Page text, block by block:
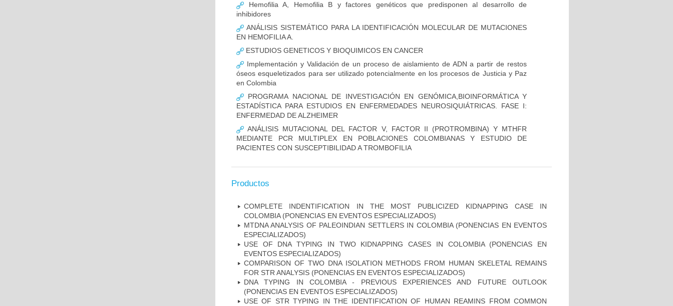
Hemofilia A, Hemofilia B y factores genéticos que predisponen al desarrollo de
inhibidores
ANÁLISIS SISTEMÁTICO PARA LA IDENTIFICACIÓN MOLECULAR DE MUTACIONES
EN HEMOFILIA A.
ESTUDIOS GENETICOS Y BIOQUIMICOS EN CANCER
Implementación y Validación de un proceso de aislamiento de ADN a partir de restos
óseos esqueletizados para ser utilizado potencialmente en los procesos de Justicia y Paz
en Colombia
PROGRAMA NACIONAL DE INVESTIGACIÓN EN GENÓMICA,BIOINFORMÁTICA Y
ESTADÍSTICA PARA ESTUDIOS EN ENFERMEDADES NEUROSIQUIÁTRICAS. FASE I:
ENFERMEDAD DE ALZHEIMER
ANÁLISIS MUTACIONAL DEL FACTOR V, FACTOR II (PROTROMBINA) Y MTHFR
MEDIANTE PCR MULTIPLEX EN POBLACIONES COLOMBIANAS Y ESTUDIO DE
PACIENTES CON SUSCEPTIBILIDAD A TROMBOFILIA
Productos
COMPLETE INDENTIFICATION IN THE MOST PUBLICIZED KIDNAPPING CASE IN
COLOMBIA (PONENCIAS EN EVENTOS ESPECIALIZADOS)
MTDNA ANALYSIS OF PALEOINDIAN SETTLERS IN COLOMBIA (PONENCIAS EN EVENTOS
ESPECIALIZADOS)
USE OF DNA TYPING IN TWO KIDNAPPING CASES IN COLOMBIA (PONENCIAS EN
EVENTOS ESPECIALIZADOS)
COMPARISON OF TWO DNA ISOLATION METHODS FROM HUMAN SKELETAL REMAINS
FOR STR ANALYSIS (PONENCIAS EN EVENTOS ESPECIALIZADOS)
DNA TYPING IN COLOMBIA - PREVIOUS EXPERIENCES AND FUTURE OUTLOOK
(PONENCIAS EN EVENTOS ESPECIALIZADOS)
USE OF STR TYPING IN THE IDENTIFICATION OF HUMAN REAMINS FROM COMMON